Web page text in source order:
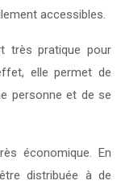
accessibles.
très pratique pour
elle permet de
personne et de se
économique. En
distribuée à de